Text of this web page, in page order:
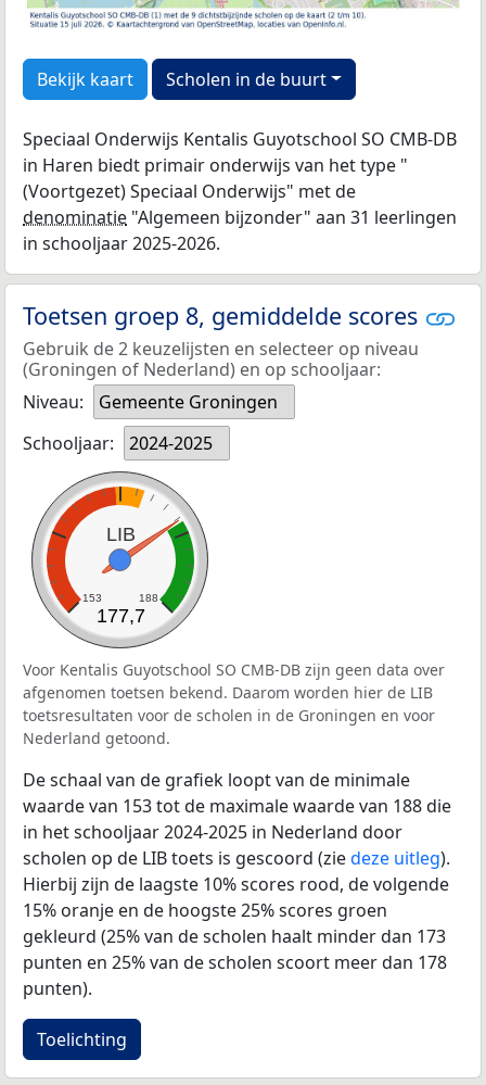
Bekijk kaart Scholen in de buurt
Speciaal Onderwijs Kentalis Guyotschool SO CMB-DB
in Haren biedt primair onderwijs van het type "
(Voortgezet) Speciaal Onderwijs" met de
denominatie "Algemeen bijzonder" aan 31 leerlingen
in schooljaar 2025-2026.
Toetsen groep 8, gemiddelde scores
Gebruik de 2 keuzelijsten en selecteer op niveau
(Groningen of Nederland) en op schooljaar:
Niveau:
Gemeente Groningen
Schooljaar:
2024-2025
LIB
153 188
177,7
Voor Kentalis Guyotschool SO CMB-DB zijn geen data over
afgenomen toetsen bekend. Daarom worden hier de LIB
toetsresultaten voor de scholen in de Groningen en voor
Nederland getoond.
De schaal van de grafiek loopt van de minimale
waarde van 153 tot de maximale waarde van 188 die
in het schooljaar 2024-2025 in Nederland door
scholen op de LIB toets is gescoord (ziedeze uitleg).
Hierbij zijn de laagste 10% scores rood, de volgende
15% oranje en de hoogste 25% scores groen
gekleurd (25% van de scholen haalt minder dan 173
punten en 25% van de scholen scoort meer dan 178
punten).
Toelichting